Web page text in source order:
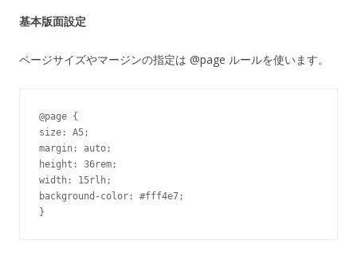
基本版面設定
ページサイズやマージンの指定は @page ルールを使います。
@page {
size: A5;
margin: auto;
height: 36rem;
width: 15rlh;
background-color: #fff4e7;